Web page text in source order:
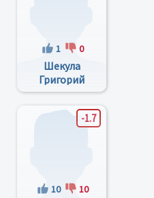
1 0
Шекула
Григорий
Александрович
-1.7
10 10